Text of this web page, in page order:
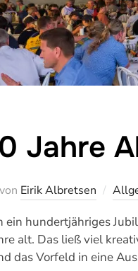
Jahre
von Eirik Albretsen
ein hundertjähriges
alt. Das ließ viel
das Vorfeld in eine